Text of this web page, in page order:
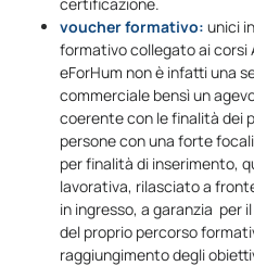
voucher formativo: unici
formativo collegato ai corsi
eForHum non è infatti una
commerciale bensì un
coerente con le finalità dei
persone con una forte
per finalità di inserimento,
lavorativa, rilasciato a
in ingresso, a garanzia per
del proprio percorso
raggiungimento degli